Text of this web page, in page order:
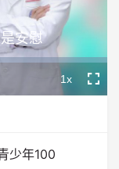
Playback
Rate
1x
安慰
少年100